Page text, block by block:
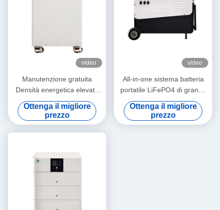
video
Manutenzione gratuita
Densità energetica elevata
Versatilità tutto in un unico
magazzino di energia per la
casa
Ottenga il migliore
prezzo
video
All-in-one sistema batteria
portatile LiFePO4 di grande
capacità per lo stoccaggio di
energia domestica
Ottenga il migliore
prezzo